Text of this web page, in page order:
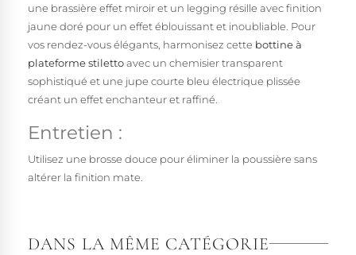
une brassière effet miroir et un legging résille avec finition
jaune doré pour un effet éblouissant et inoubliable. Pour
vos rendez-vous élégants, harmonisez cette bottine à
plateforme stilettoavec un chemisier transparent
sophistiqué et une jupe courte bleu électrique plissée
créant un effet enchanteur et raffiné.
Entretien :
Utilisez une brosse douce pour éliminer la poussière sans
altérer la finition mate.
DANS LA MÊME CATÉGORIE